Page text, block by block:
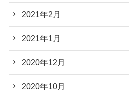
2021年2月
2021年1月
2020年12月
2020年10月